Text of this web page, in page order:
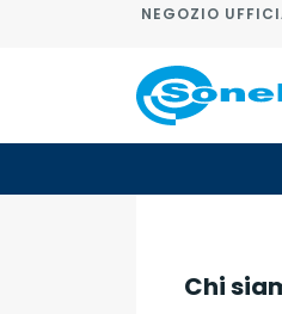
NEGOZIO
Chi